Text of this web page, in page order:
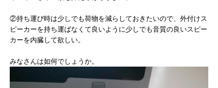
②持ち運び時は少しでも荷物を減らしておきたいので、外付けス
ピーカーを持ち運ばなくて良いように少しでも音質の良いスピー
カーを内臓して欲しい。
みなさんは如何でしょうか。